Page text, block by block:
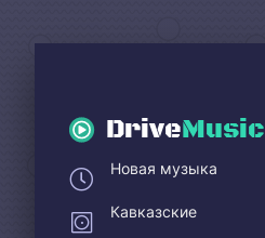
DriveMusic
Новая музыка
Кавказские